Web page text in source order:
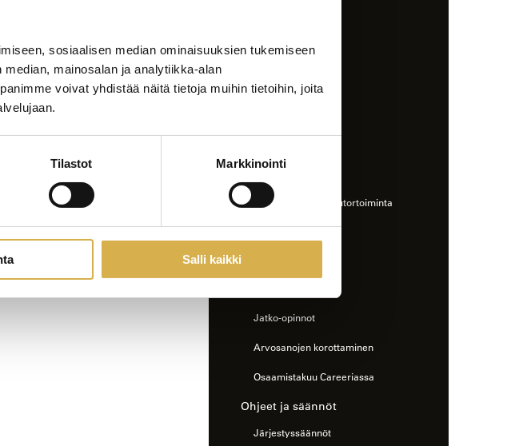
sosiaalisen median ominaisuuksien tukemiseen
mainosalan ja analytiikka-alan
voivat yhdistää näitä tietoja muihin tietoihin, joita
Tilastot Markkinointi
Salli kaikki
Opinto-ohjaajat
StudyO
Opiskelijakunta ja tutortoiminta
Jatko-opinnot
Arvosanojen korottaminen
Osaamistakuu Careeriassa
Ohjeet ja säännöt
Järjestyssäännöt